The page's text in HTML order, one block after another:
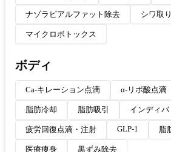
ナゾラビアルファット除去 シワ取
マイクロボトックス
ボディ
Ca-キレーション点滴 α-リポ酸点滴
脂肪冷却 脂肪吸引 インディバ
疲労回復点滴・注射 GLP-1 脂
医療痩身 黒ずみ除去